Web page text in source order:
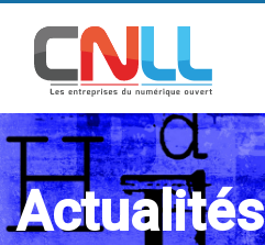
Actualités